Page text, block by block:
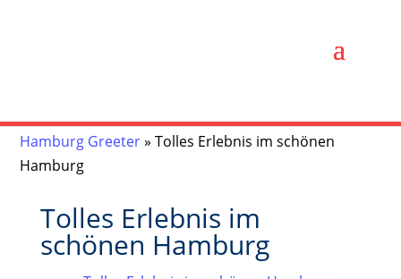
Hamburg Greeter»Tolles Erlebnis im schönen
Hamburg
Tolles Erlebnis im
schönen Hamburg